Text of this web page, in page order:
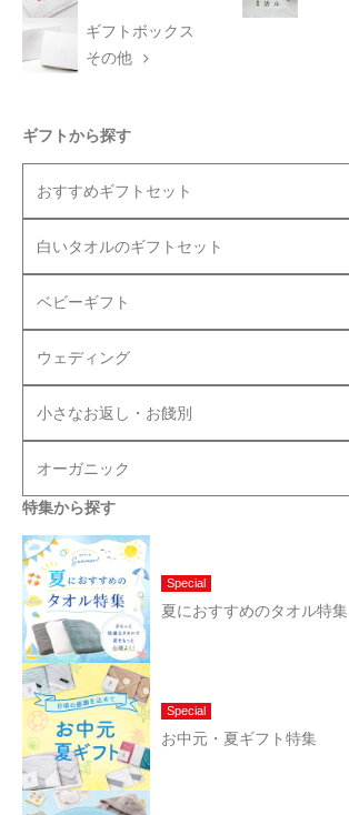
ギフトボックス
その他
ギフトから探す
おすすめギフトセット
白いタオルのギフトセット
ベビーギフト
ウェディング
小さなお返し・お餞別
オーガニック
特集から探す
Special
夏におすすめのタオル特集
Special
お中元・夏ギフト特集